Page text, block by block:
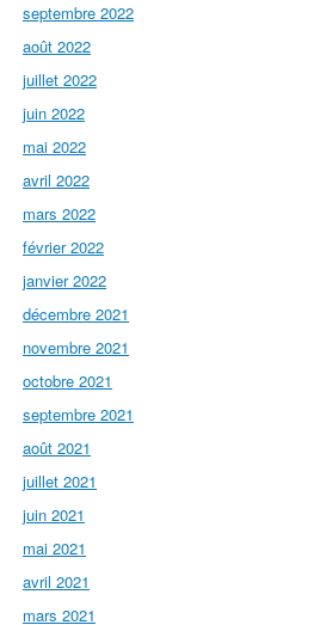
septembre 2022
août 2022
juillet 2022
juin 2022
mai 2022
avril 2022
mars 2022
février 2022
janvier 2022
décembre 2021
novembre 2021
octobre 2021
septembre 2021
août 2021
juillet 2021
juin 2021
mai 2021
avril 2021
mars 2021